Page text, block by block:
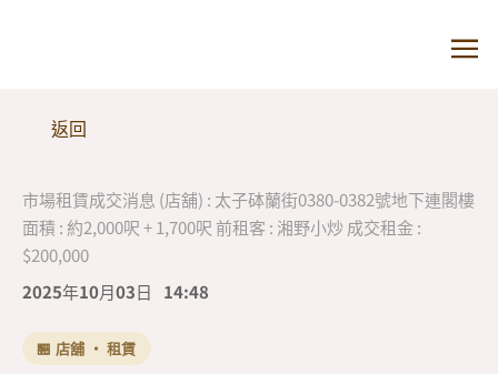
返回
市場租賃成交消息 (店舖) : 太子砵蘭街0380-0382號地下連閣樓
面積 : 約2,000呎 + 1,700呎 前租客 : 湘野小炒 成交租金 :
$200,000
2025年10月03日
14:48
🏪 店舖 · 租賃